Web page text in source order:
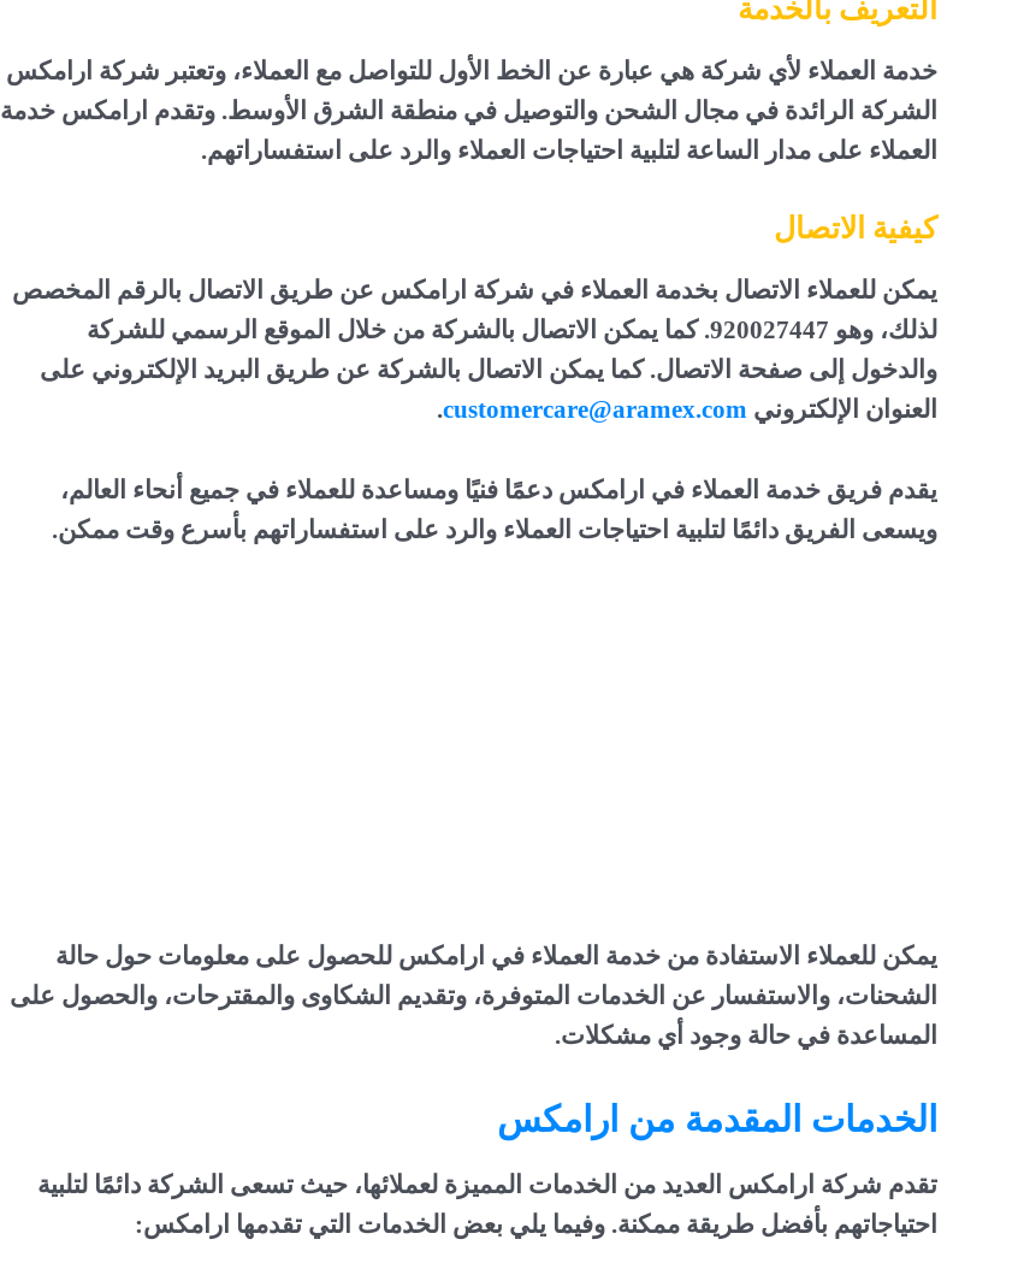
التعريف بالخدمة
خدمة العملاء لأي شركة هي عبارة عن الخط الأول للتواصل مع العملاء، وتعتبر شركة ارامكس
الشركة الرائدة في مجال الشحن والتوصيل في منطقة الشرق الأوسط. وتقدم ارامكس خدمة
العملاء على مدار الساعة لتلبية احتياجات العملاء والرد على استفساراتهم.
كيفية الاتصال
يمكن للعملاء الاتصال بخدمة العملاء في شركة ارامكس عن طريق الاتصال بالرقم المخصص
لذلك، وهو 920027447. كما يمكن الاتصال بالشركة من خلال الموقع الرسمي للشركة
والدخول إلى صفحة الاتصال. كما يمكن الاتصال بالشركة عن طريق البريد الإلكتروني على
العنوان الإلكتروني customercare@aramex.com
.
يقدم فريق خدمة العملاء في ارامكس دعمًا فنيًا ومساعدة للعملاء في جميع أنحاء العالم،
ويسعى الفريق دائمًا لتلبية احتياجات العملاء والرد على استفساراتهم بأسرع وقت ممكن.
يمكن للعملاء الاستفادة من خدمة العملاء في ارامكس للحصول على معلومات حول حالة
الشحنات، والاستفسار عن الخدمات المتوفرة، وتقديم الشكاوى والمقترحات، والحصول على
المساعدة في حالة وجود أي مشكلات.
الخدمات المقدمة من ارامكس
تقدم شركة ارامكس العديد من الخدمات المميزة لعملائها، حيث تسعى الشركة دائمًا لتلبية
احتياجاتهم بأفضل طريقة ممكنة. وفيما يلي بعض الخدمات التي تقدمها ارامكس: